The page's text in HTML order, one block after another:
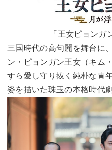
「王女ピョンガ
三国時代の高句麗を舞台に
ン・ピョンガン王女（キム
すら愛し守り抜く純朴な青
姿を描いた珠玉の本格時代劇